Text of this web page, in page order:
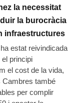
la necessitat
la burocràcia
infraestructures
estat reivindicada
principi
el cost de la vida,
Cambres també
per complir